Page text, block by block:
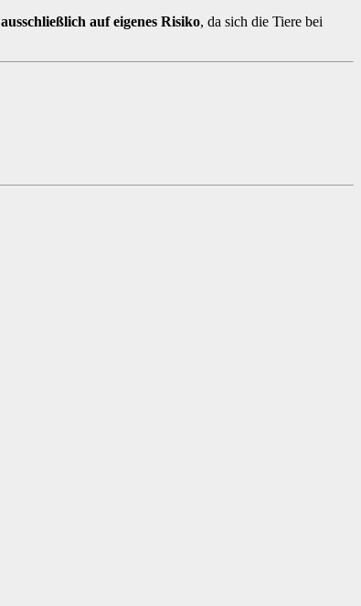
ausschließlich auf eigenes Risiko, da sich die Tiere bei